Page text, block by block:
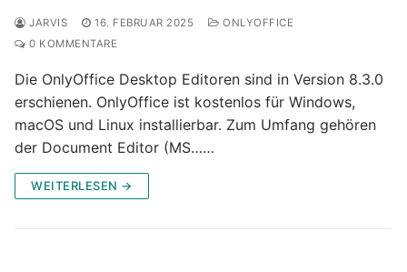
JARVIS 16. FEBRUAR 2025
ONLYOFFICE
0 KOMMENTARE
Die OnlyOffice Desktop Editoren sind in Version 8.3.0
erschienen. OnlyOffice ist kostenlos für Windows,
macOS und Linux installierbar. Zum Umfang gehören
der Document Editor (MS……
WEITERLESEN →